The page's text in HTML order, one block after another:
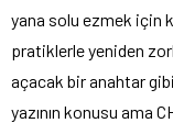
yana solu ezmek için
pratiklerle yeniden
açacak bir anahtar
yazının konusu ama